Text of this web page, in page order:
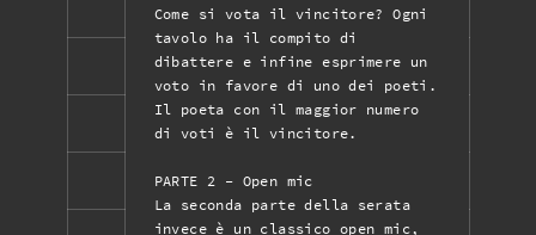
Come si vota il vincitore? Ogni
tavolo ha il compito di
dibattere e infine esprimere un
voto in favore di uno dei poeti.
Il poeta con il maggior numero
di voti è il vincitore.
PARTE 2 - Open mic
La seconda parte della serata
invece è un classico open mic,